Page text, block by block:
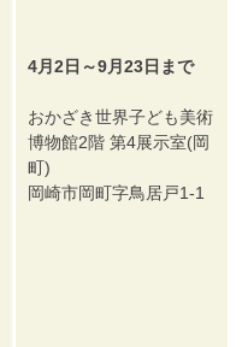
4月2日～9月23日まで
おかざき世界子ども美術
博物館2階 第4展示室(岡
町)
岡崎市岡町字鳥居戸1-1